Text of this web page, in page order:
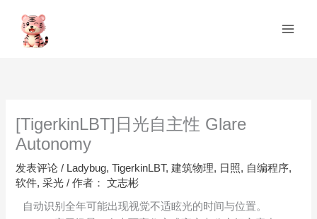
[TigerkinLBT]日光自主性 Glare
Autonomy
发表评论 / Ladybug,TigerkinLBT,建筑物理, 日照, 自编程序,
软件,采光 / 作者： 文志彬
自动识别全年可能出现视觉不适眩光的时间与位置。